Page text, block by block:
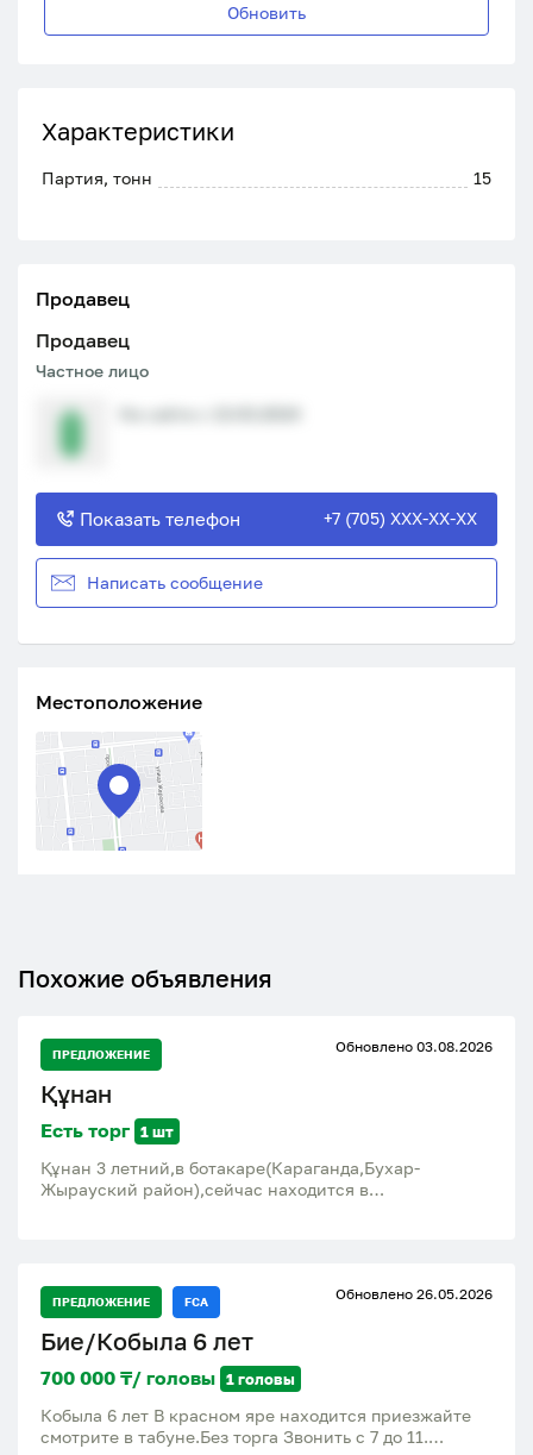
Обновить
Характеристики
Партия, тонн 15
Продавец
Продавец
Частное лицо
Показать телефон +7 (705) XXX-XX-XX
Написать сообщение
Местоположение
Похожие объявления
ПРЕДЛОЖЕНИЕ Обновлено 03.08.2026
Құнан
Есть торг 1 шт
Құнан 3 летний,в ботакаре(Караганда,Бухар-
Жырауский район),сейчас находится в
ПРЕДЛОЖЕНИЕ FCA Обновлено 26.05.2026
Бие/Кобыла 6 лет
700 000 ₸/ головы 1 головы
Кобыла 6 лет В красном яре находится приезжайте
смотрите в табуне.Без торга Звонить с 7 до 11.